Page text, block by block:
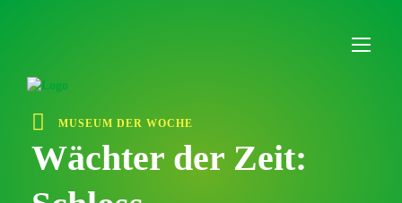
MUSEUM DER WOCHE
Wächter der Zeit: